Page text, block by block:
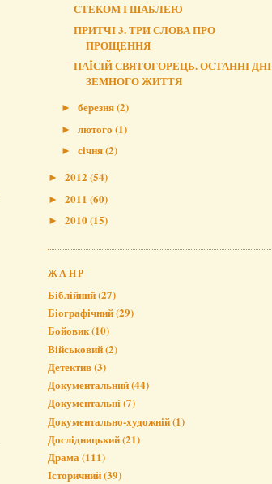
СТЕКОМ І ШАБЛЕЮ
ПРИТЧІ 3. ТРИ СЛОВА ПРО
ПРОЩЕННЯ
ПАЇСІЙ СВЯТОГОРЕЦЬ. ОСТАННІ ДНІ
ЗЕМНОГО ЖИТТЯ
► березня(2)
► лютого (1)
► січня(2)
► 2012 (54)
► 2011 (60)
► 2010(15)
ЖАНР
Біблійний(27)
Біографічний(29)
Бойовик(10)
Військовий(2)
Детектив(3)
Документальний(44)
Документальні(7)
Документально-художній(1)
Дослідницький(21)
Драма(111)
Історичний(39)